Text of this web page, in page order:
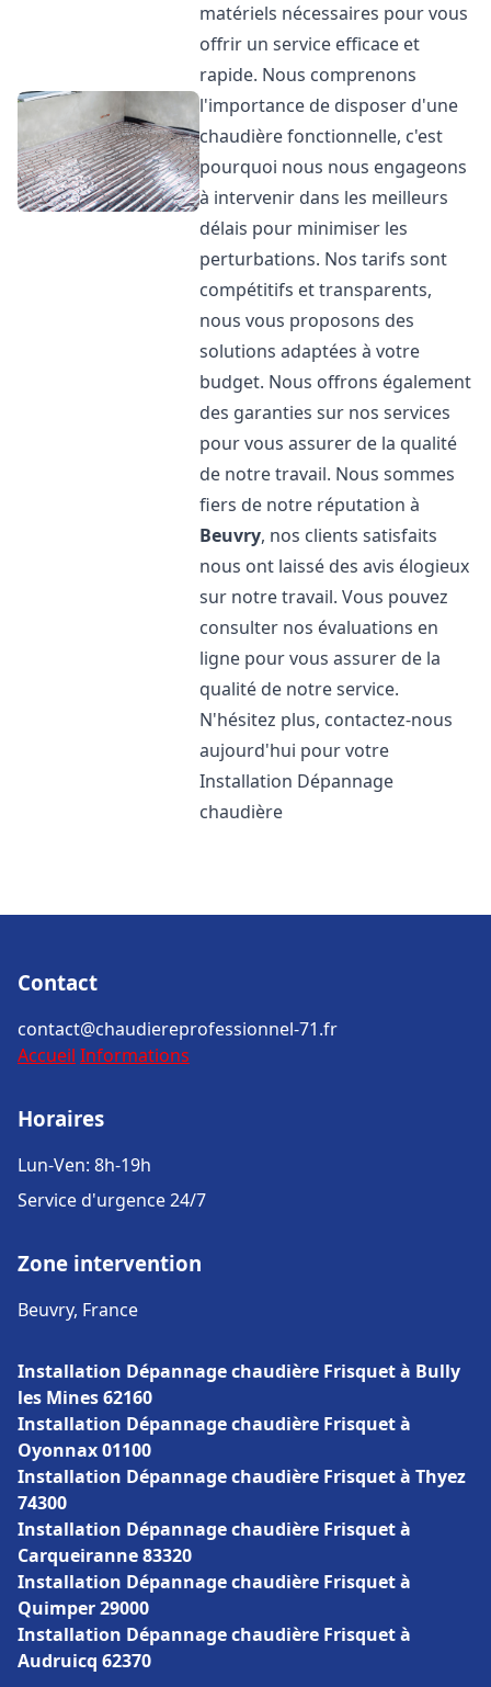
matériels nécessaires pour vous
offrir un service efficace et
rapide. Nous comprenons
l'importance de disposer d'une
chaudière fonctionnelle, c'est
pourquoi nous nous engageons
à intervenir dans les meilleurs
délais pour minimiser les
perturbations. Nos tarifs sont
compétitifs et transparents,
nous vous proposons des
solutions adaptées à votre
budget. Nous offrons également
des garanties sur nos services
pour vous assurer de la qualité
de notre travail. Nous sommes
fiers de notre réputation à
Beuvry, nos clients satisfaits
nous ont laissé des avis élogieux
sur notre travail. Vous pouvez
consulter nos évaluations en
ligne pour vous assurer de la
qualité de notre service.
N'hésitez plus, contactez-nous
aujourd'hui pour votre
Installation Dépannage
chaudière
Contact
contact@chaudiereprofessionnel-71.fr
Accueil Informations
Horaires
Lun-Ven: 8h-19h
Service d'urgence 24/7
Zone intervention
Beuvry, France
Installation Dépannage chaudière Frisquet à Bully
les Mines 62160
Installation Dépannage chaudière Frisquet à
Oyonnax 01100
Installation Dépannage chaudière Frisquet à Thyez
74300
Installation Dépannage chaudière Frisquet à
Carqueiranne 83320
Installation Dépannage chaudière Frisquet à
Quimper 29000
Installation Dépannage chaudière Frisquet à
Audruicq 62370